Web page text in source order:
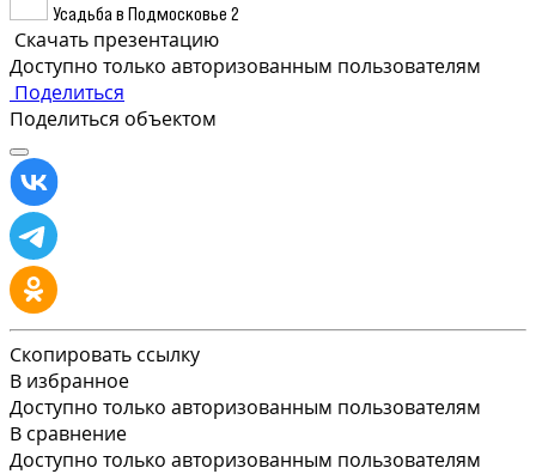
Усадьба в Подмосковье 2
Скачать презентацию
Доступно только авторизованным пользователям
Поделиться
Поделиться объектом
Скопировать ссылку
В избранное
Доступно только авторизованным пользователям
В сравнение
Доступно только авторизованным пользователям